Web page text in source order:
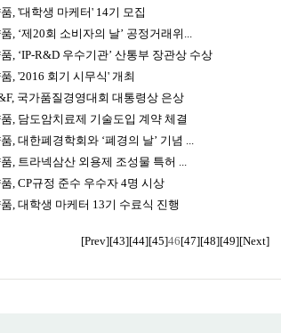
, '대학생 마케터' 14기 모집
, ‘제20회 소비자의 날’ 공정거래위...
, ‘IP-R&D 우수기관’ 산통부 장관상 수상
, '2016 회기 시무식' 개최
국가품질경영대회 대통령상 은상
, 담도암치료제 기술도입 계약 체결
, 대한폐경학회와 ‘폐경의 날’ 기념 ...
, 트라넥삼산 외용제 조성물 특허 ...
, CP규정 준수 우수자 4명 시상
, 대학생 마케터 13기 수료식 진행
[Prev][43][44][45]46[47][48][49][Next]